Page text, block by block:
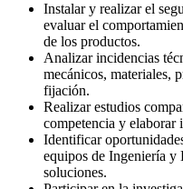
Instalar y realizar el
evaluar el
de los productos.
Analizar incidencias
mecánicos, materiales,
fijación.
Realizar estudios
competencia y elaborar
Identificar
equipos de Ingeniería y
soluciones.